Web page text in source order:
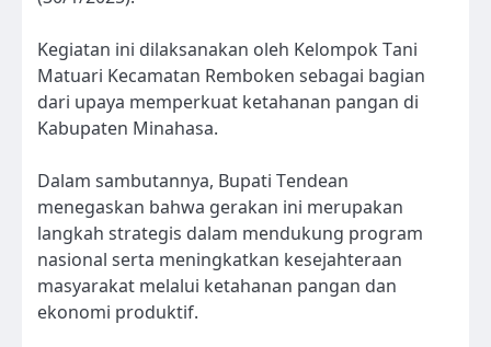
Kegiatan ini dilaksanakan oleh Kelompok Tani
Matuari Kecamatan Remboken sebagai bagian
dari upaya memperkuat ketahanan pangan di
Kabupaten Minahasa.
Dalam sambutannya, Bupati Tendean
menegaskan bahwa gerakan ini merupakan
langkah strategis dalam mendukung program
nasional serta meningkatkan kesejahteraan
masyarakat melalui ketahanan pangan dan
ekonomi produktif.